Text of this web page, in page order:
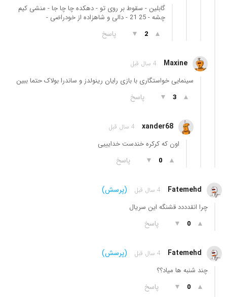
گابلین - سقوط بر روی تو - دهکده چا چا جا - منشی کیم
چشه - 25 21 - دالی و شاهزاده از خودراضی -
▲
2
▼ پاسخ
Maxine 4 سال قبل
سینمایی خواستگاری با بازی رایان رینولدز و ساندرا بولاک حتما ببین
▲
3
▼ پاسخ
xander68 4 سال قبل
اون که کرکره خندست خدایییی
▲
0
▼ پاسخ
Fatemehd 4 سال قبل (پرسش)
چرا انقدددد قشنگه این سریال
▲
0
▼ پاسخ
Fatemehd 4 سال قبل (پرسش)
چند شنبه ها میاد؟؟
▲
0
▼ پاسخ